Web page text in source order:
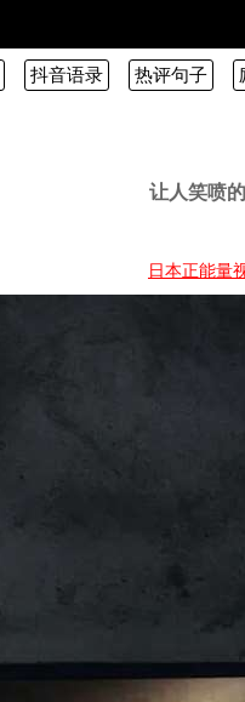
抖音语录 热评句子
让人笑喷
日本正能量